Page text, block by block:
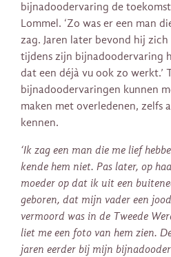
bijnadoodervaring de toekomst
Lommel. ‘Zo was er een man
zag. Jaren later bevond hij
tijdens zijn bijnadoodervaring
dat een déjà vu ook zo werkt.’
bijnadoodervaringen kunnen
maken met overledenen, zelfs
kennen.
‘Ik zag een man die me lief
kende hem niet. Pas later, op
moeder op dat ik uit een
geboren, dat mijn vader een
vermoord was in de Tweede
liet me een foto van hem zien.
jaren eerder bij mijn